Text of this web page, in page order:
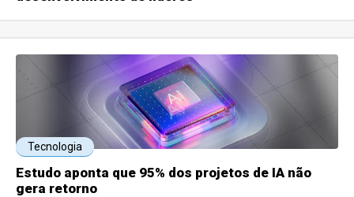
Tecnologia
Estudo aponta que 95% dos projetos de IA não
gera retorno